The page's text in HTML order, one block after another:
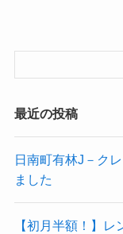
最近の投稿
日南町有林J－ク
ました
【初月半額！】